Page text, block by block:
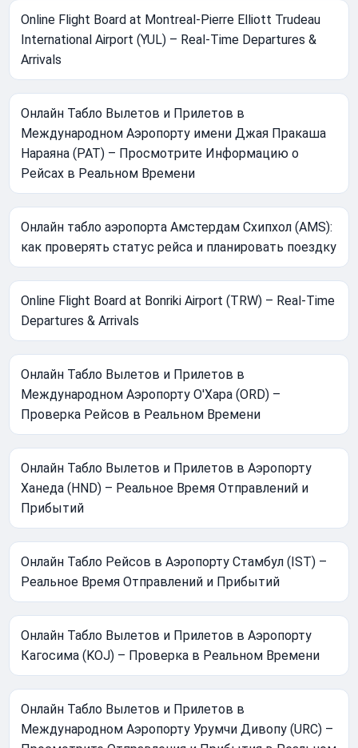
Online Flight Board at Montreal-Pierre Elliott Trudeau
International Airport (YUL) – Real-Time Departures &
Arrivals
Онлайн Табло Вылетов и Прилетов в
Международном Аэропорту имени Джая Пракаша
Нараяна (PAT) – Просмотрите Информацию о
Рейсах в Реальном Времени
Онлайн табло аэропорта Амстердам Схипхол (AMS):
как проверять статус рейса и планировать поездку
Online Flight Board at Bonriki Airport (TRW) – Real-Time
Departures & Arrivals
Онлайн Табло Вылетов и Прилетов в
Международном Аэропорту О'Хара (ORD) –
Проверка Рейсов в Реальном Времени
Онлайн Табло Вылетов и Прилетов в Аэропорту
Ханеда (HND) – Реальное Время Отправлений и
Прибытий
Онлайн Табло Рейсов в Аэропорту Стамбул (IST) –
Реальное Время Отправлений и Прибытий
Онлайн Табло Вылетов и Прилетов в Аэропорту
Кагосима (KOJ) – Проверка в Реальном Времени
Онлайн Табло Вылетов и Прилетов в
Международном Аэропорту Урумчи Дивопу (URC) –